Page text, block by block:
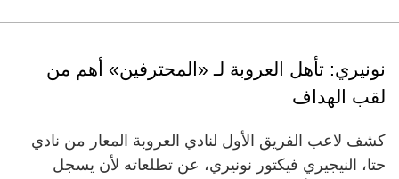
نونيري: تأهل العروبة لـ «المحترفين» أهم من
لقب الهداف
كشف لاعب الفريق الأول لنادي العروبة المعار من نادي
حتا، النيجيري فيكتور نونيري، عن تطلعاته لأن يسجل